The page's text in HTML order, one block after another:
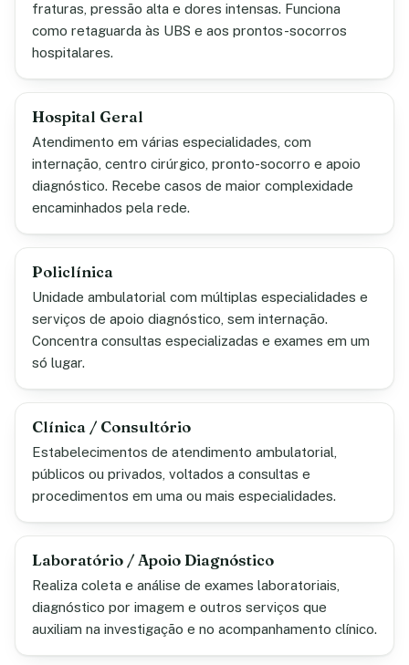
fraturas, pressão alta e dores intensas. Funciona
como retaguarda às UBS e aos prontos-socorros
hospitalares.
Hospital Geral
Atendimento em várias especialidades, com
internação, centro cirúrgico, pronto-socorro e apoio
diagnóstico. Recebe casos de maior complexidade
encaminhados pela rede.
Policlínica
Unidade ambulatorial com múltiplas especialidades e
serviços de apoio diagnóstico, sem internação.
Concentra consultas especializadas e exames em um
só lugar.
Clínica / Consultório
Estabelecimentos de atendimento ambulatorial,
públicos ou privados, voltados a consultas e
procedimentos em uma ou mais especialidades.
Laboratório / Apoio Diagnóstico
Realiza coleta e análise de exames laboratoriais,
diagnóstico por imagem e outros serviços que
auxiliam na investigação e no acompanhamento clínico.